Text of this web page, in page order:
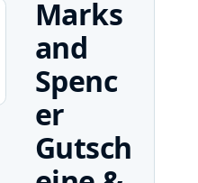
Marks
and
Spenc
er
Gutsch